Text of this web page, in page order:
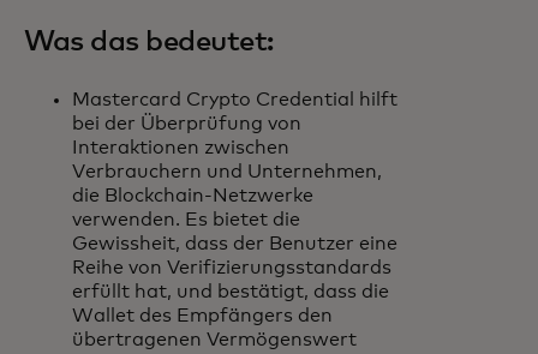
Was das bedeutet:
Mastercard Crypto Credential hilft
bei der Überprüfung von
Interaktionen zwischen
Verbrauchern und Unternehmen,
die Blockchain-Netzwerke
verwenden. Es bietet die
Gewissheit, dass der Benutzer eine
Reihe von Verifizierungsstandards
erfüllt hat, und bestätigt, dass die
Wallet des Empfängers den
übertragenen Vermögenswert